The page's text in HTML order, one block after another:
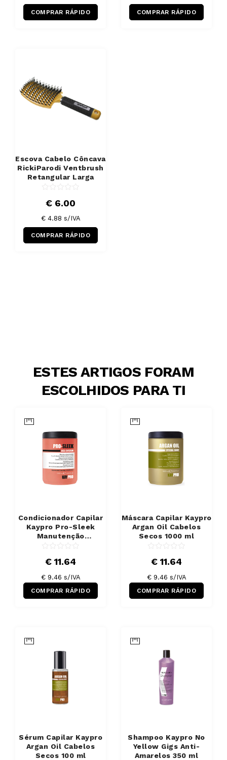
COMPRAR RÁPIDO COMPRAR RÁPIDO
Escova Cabelo Côncava
RickiParodi Ventbrush
Retangular Larga
€ 6.00
€ 4.88 s/IVA
COMPRAR RÁPIDO
ESTES ARTIGOS FORAM
ESCOLHIDOS PARA TI
Condicionador Capilar
Kaypro Pro-Sleek
Manutenção
€ 11.64
€ 9.46 s/IVA
COMPRAR RÁPIDO
Máscara Capilar Kaypro
Argan Oil Cabelos
Secos 1000 ml
€ 11.64
€ 9.46 s/IVA
COMPRAR RÁPIDO
Sérum Capilar Kaypro
Argan Oil Cabelos
Secos 100 ml
Shampoo Kaypro No
Yellow Gigs Anti-
Amarelos 350 ml